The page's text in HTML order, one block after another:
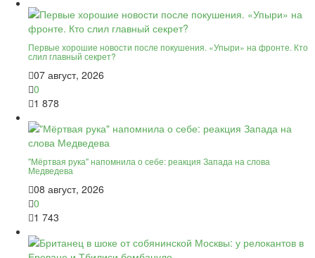
Первые хорошие новости после покушения. «Упыри» на фронте. Кто
слил главный секрет?
07 август, 2026
0
1 878
"Мёртвая рука" напомнила о себе: реакция Запада на слова
Медведева
08 август, 2026
0
1 743